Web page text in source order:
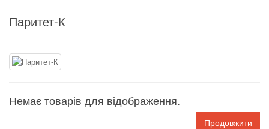
Паритет-К
Немає товарів для відображення.
Продовжити